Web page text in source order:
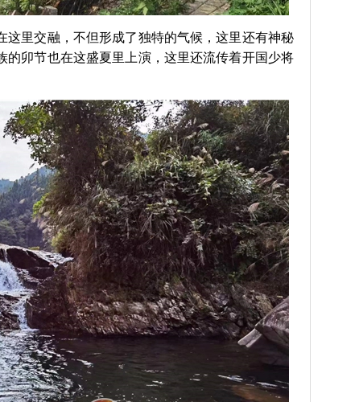
里交融，不但形成了独特的气候，这里还有神秘
的卯节也在这盛夏里上演，这里还流传着开国少将